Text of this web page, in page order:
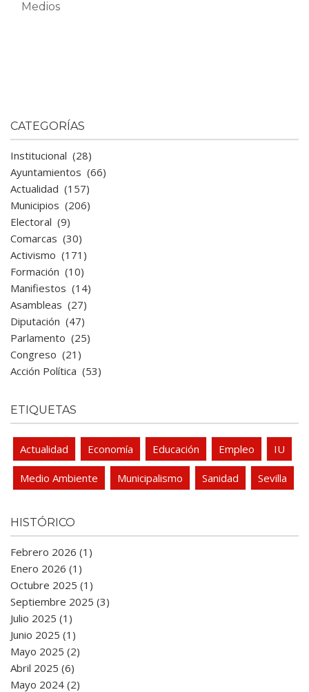
Medios
CATEGORÍAS
Institucional (28)
Ayuntamientos (66)
Actualidad (157)
Municipios (206)
Electoral (9)
Comarcas (30)
Activismo (171)
Formación (10)
Manifiestos (14)
Asambleas (27)
Diputación (47)
Parlamento (25)
Congreso (21)
Acción Política (53)
ETIQUETAS
Actualidad Economía Educación Empleo IU
Medio Ambiente Municipalismo Sanidad Sevilla
HISTÓRICO
Febrero 2026 (1)
Enero 2026 (1)
Octubre 2025 (1)
Septiembre 2025 (3)
Julio 2025 (1)
Junio 2025 (1)
Mayo 2025 (2)
Abril 2025 (6)
Mayo 2024 (2)